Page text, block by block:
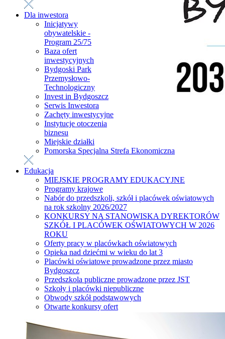
Dla inwestora
Inicjatywy
obywatelskie -
Program 25/75
Baza ofert
inwestycyjnych
Bydgoski Park
Przemysłowo-
Technologiczny
Invest in Bydgoszcz
Serwis Inwestora
Zachęty inwestycyjne
Instytucje otoczenia
biznesu
Miejskie działki
Pomorska Specjalna Strefa Ekonomiczna
Edukacja
MIEJSKIE PROGRAMY EDUKACYJNE
Programy krajowe
Nabór do przedszkoli, szkół i placówek oświatowych
na rok szkolny 2026/2027
KONKURSY NA STANOWISKA DYREKTORÓW
SZKÓŁ I PLACÓWEK OŚWIATOWYCH W 2026
ROKU
Oferty pracy w placówkach oświatowych
Opieka nad dziećmi w wieku do lat 3
Placówki oświatowe prowadzone przez miasto
Bydgoszcz
Przedszkola publiczne prowadzone przez JST
Szkoły i placówki niepubliczne
Obwody szkół podstawowych
Otwarte konkursy ofert